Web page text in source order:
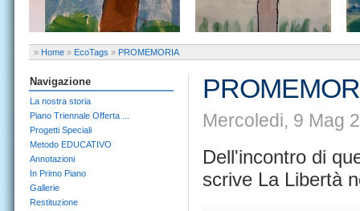
» Home » EcoTags » PROMEMORIA
Mercoledi, 9 Mag
Dell'incontro di
scrive La Libertà
Navigazione
La nostra storia
Piano Triennale Offerta ...
Progetti Speciali
Metodo EDUCATIVO
Annotazioni
In Primo Piano
Gallerie
Restituzione